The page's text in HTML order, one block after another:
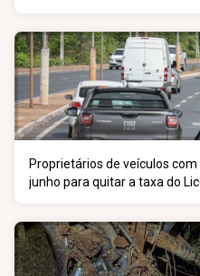
Proprietários de veículos
junho para quitar a taxa do